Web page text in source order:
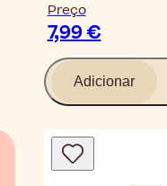
Preço
7,99 €
Adicionar
Blog